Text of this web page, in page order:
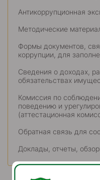
Антикоррупционная
Методические
Формы документов,
коррупции, для
Сведения о доходах,
обязательствах
Комиссия по
поведению и
(аттестационная
Обратная связь для
Доклады, отчеты,